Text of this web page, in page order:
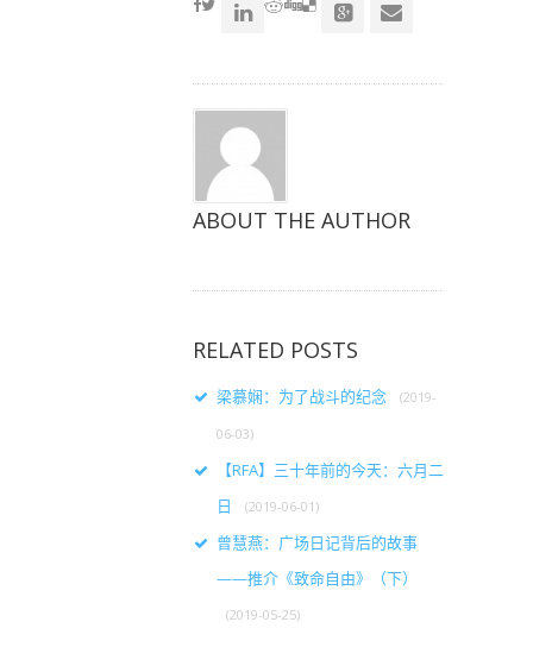
ABOUT THE AUTHOR
RELATED POSTS
梁慕娴：为了战斗的纪念 (2019-
06-03)
【RFA】三十年前的今天：六月二
日
(2019-06-01)
曾慧燕：广场日记背后的故事
——推介《致命自由》（下）
(2019-05-25)